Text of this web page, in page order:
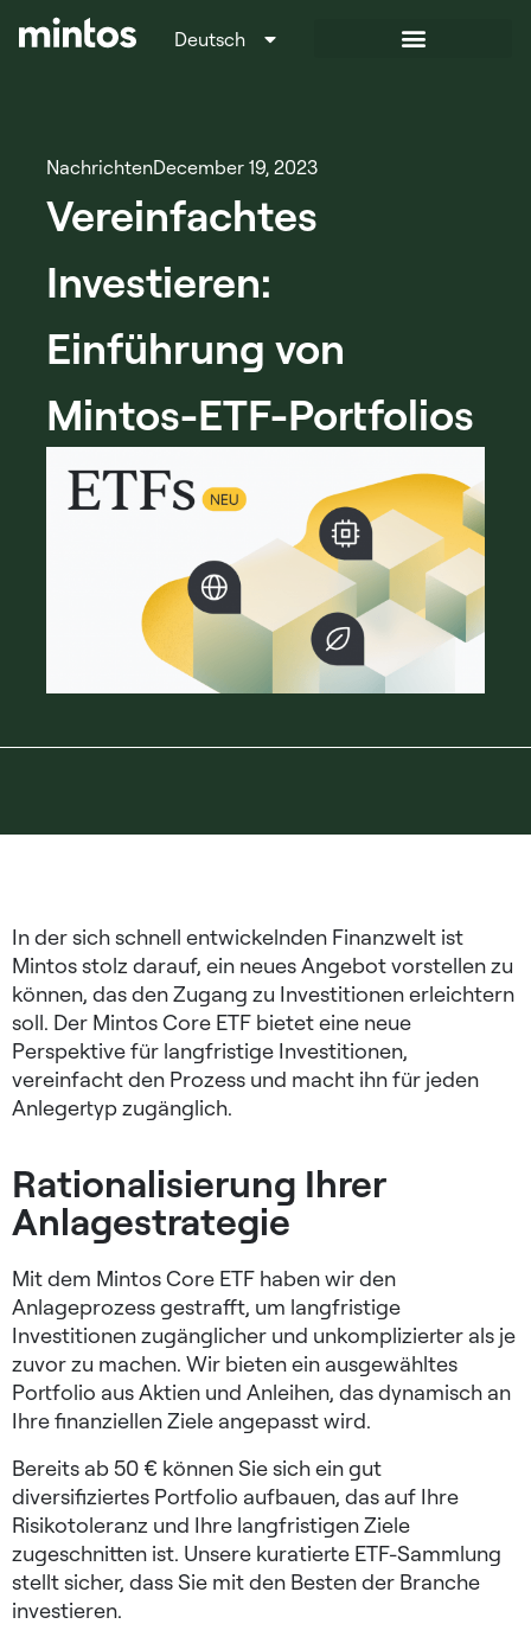
Deutsch
Italiano
NachrichtenDecember 19, 2023
Vereinfachtes
Investieren:
Einführung von
Mintos-ETF-Portfolios
In der sich schnell entwickelnden Finanzwelt ist
Mintos stolz darauf, ein neues Angebot vorstellen zu
können, das den Zugang zu Investitionen erleichtern
soll. Der Mintos Core ETF bietet eine neue
Perspektive für langfristige Investitionen,
vereinfacht den Prozess und macht ihn für jeden
Anlegertyp zugänglich.
Rationalisierung Ihrer
Anlagestrategie
Mit dem Mintos Core ETF haben wir den
Anlageprozess gestrafft, um langfristige
Investitionen zugänglicher und unkomplizierter als je
zuvor zu machen. Wir bieten ein ausgewähltes
Portfolio aus Aktien und Anleihen, das dynamisch an
Ihre finanziellen Ziele angepasst wird.
Bereits ab 50 € können Sie sich ein gut
diversifiziertes Portfolio aufbauen, das auf Ihre
Risikotoleranz und Ihre langfristigen Ziele
zugeschnitten ist. Unsere kuratierte ETF-Sammlung
stellt sicher, dass Sie mit den Besten der Branche
investieren.